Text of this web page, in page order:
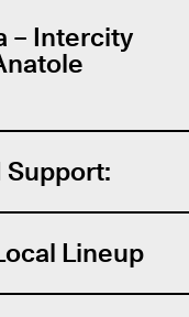
– Intercity
Support:
Lineup